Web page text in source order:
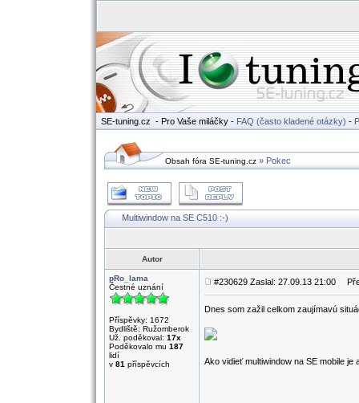
SE-tuning.cz - Pro Vaše miláčky - FAQ (často kladené otázky) -
Obsah fóra SE-tuning.cz » Pokec
Multiwindow na SE C510 :-)
Autor
pRo_lama
Čestné uznání
Příspěvky: 1672
Bydliště: Ružomberok
Už. poděkoval: 17x
Poděkovalo mu 187
lidí
v 81 příspěvcích
#230629 Zaslal: 27.09.13 21:00
Dnes som zažil celkom zaujímavú
Ako vidieť multiwindow na SE mobile